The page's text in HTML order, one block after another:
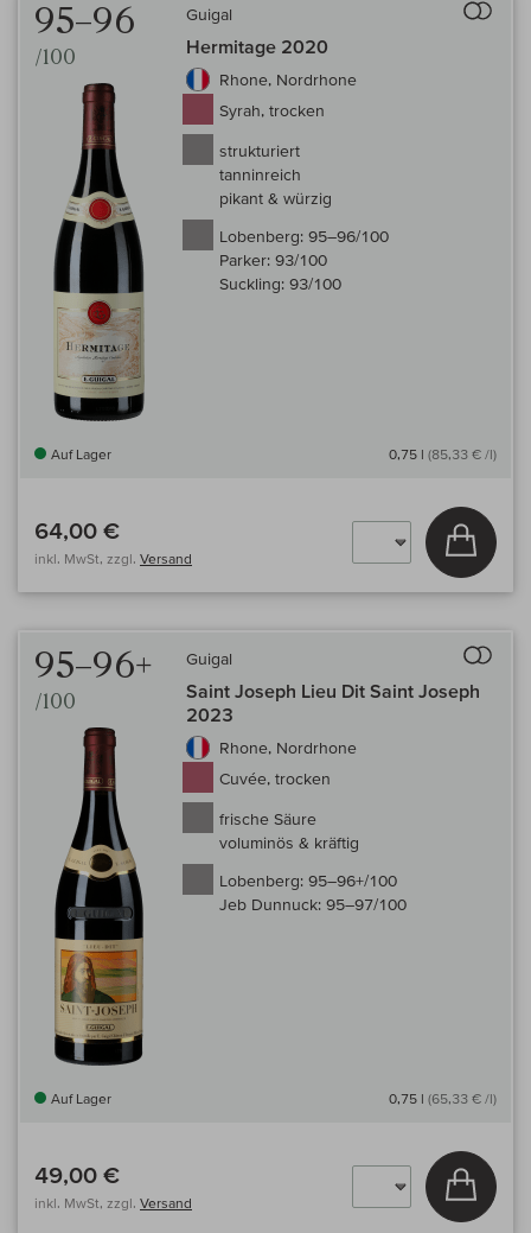
95–96
/100
Guigal
Hermitage 2020
Rhone, Nordrhone
Syrah, trocken
strukturiert
tanninreich
pikant & würzig
Lobenberg: 95–96/100
Parker: 93/100
Suckling: 93/100
Auf Lager 0,75 l (85,33 € /l)
64,00 €
inkl. MwSt, zzgl. Versand
In
95–96+
/100
Guigal
Saint Joseph Lieu Dit Saint Joseph
2023
Rhone, Nordrhone
Cuvée, trocken
frische Säure
voluminös & kräftig
Lobenberg: 95–96+/100
Jeb Dunnuck: 95–97/100
Auf Lager 0,75 l (65,33 € /l)
49,00 €
inkl. MwSt, zzgl. Versand
In